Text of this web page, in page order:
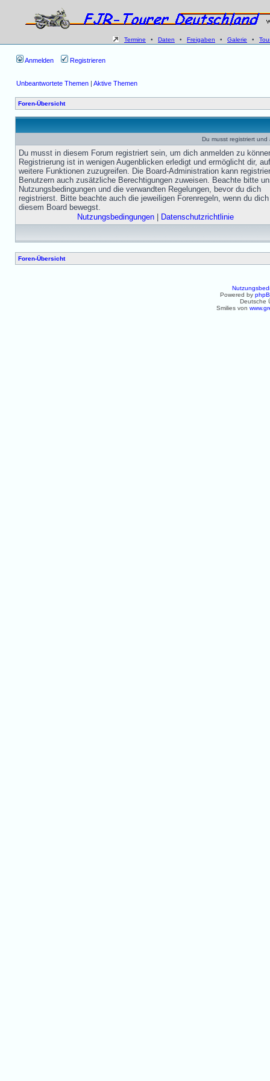
Termine • Daten • Freigaben • Galerie •
Anmelden Registrieren
Unbeantwortete Themen | Aktive Themen
Foren-Übersicht
Du musst registriert
Du musst in diesem Forum registriert sein, um dich anmelden zu
Registrierung ist in wenigen Augenblicken erledigt und ermöglicht dir, auf
weitere Funktionen zuzugreifen. Die Board-Administration kann
Benutzern auch zusätzliche Berechtigungen zuweisen. Beachte bitte
Nutzungsbedingungen und die verwandten Regelungen, bevor du dich
registrierst. Bitte beachte auch die jeweiligen Forenregeln, wenn du
diesem Board bewegst.
Nutzungsbedingungen| Datenschutzrichtlinie
Foren-Übersicht
Powered by
Deutsche
Smilies von